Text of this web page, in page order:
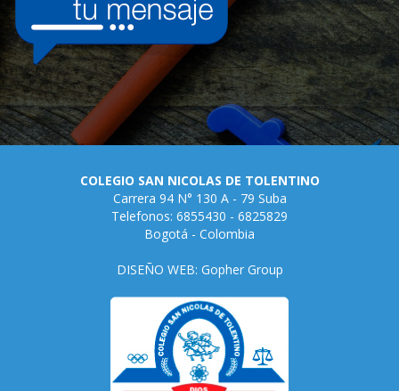
COLEGIO SAN NICOLAS DE TOLENTINO
Carrera 94 N° 130 A - 79 Suba
Telefonos: 6855430 - 6825829
Bogotá - Colombia
DISEÑO WEB: Gopher Group